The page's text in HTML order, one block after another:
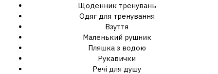
Щоденник тренувань
Одяг для тренування
Взуття
Маленький рушник
Пляшка з водою
Рукавички
Речі для душу